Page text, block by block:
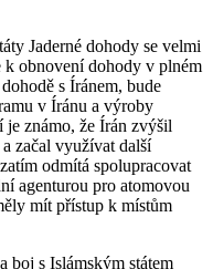
Jaderné dohody se velmi
k obnovení dohody v plném
s Íránem, bude
v Íránu a výroby
známo, že Írán zvýšil
začal využívat další
odmítá spolupracovat
agenturou pro atomovou
mít přístup k místům
boj s Islámským státem